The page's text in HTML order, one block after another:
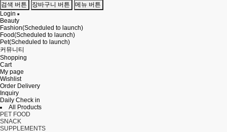
검색 버튼
장바구니 버튼
메뉴 버튼
Login
Beauty
Fashion(Scheduled to launch)
Food(Scheduled to launch)
Pet(Scheduled to launch)
커뮤니티
Shopping
Cart
My page
Wishlist
Order Delivery
Inquiry
Daily Check in
All Products
PET FOOD
SNACK
SUPPLEMENTS